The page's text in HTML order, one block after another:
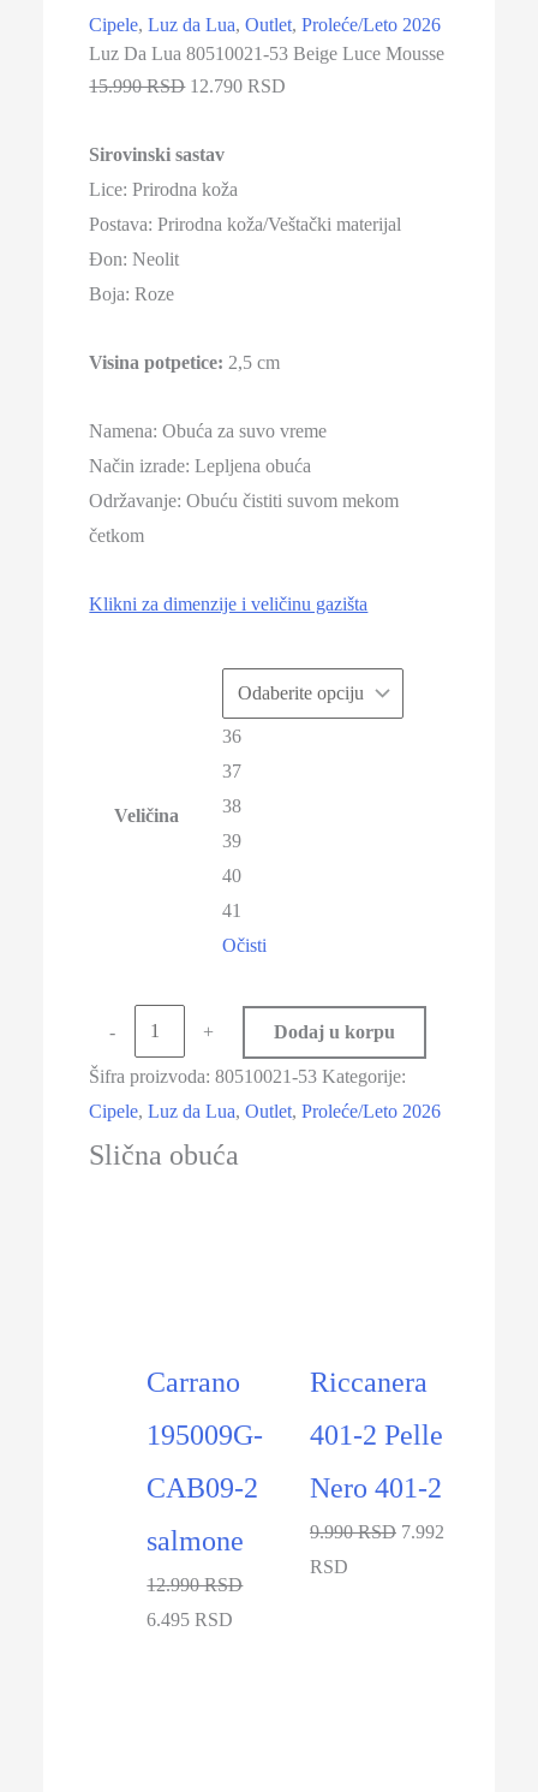
Cipele,Luz da Lua,Outlet,Proleće/Leto 2026
Luz Da Lua 80510021-53 Beige Luce Mousse
15.990 RSD 12.790 RSD
Sirovinski sastav
Lice: Prirodna koža
Postava: Prirodna koža/Veštački materijal
Đon: Neolit
Boja: Roze
Visina potpetice: 2,5 cm
Namena: Obuća za suvo vreme
Način izrade: Lepljena obuća
Održavanje: Obuću čistiti suvom mekom
četkom
Klikni za dimenzije i veličinu gazišta
Veličina
36
37
38
39
40
41
Očisti
- + Dodaj u korpu
Šifra proizvoda:80510021-53 Kategorije:
Cipele,Luz da Lua,Outlet,Proleće/Leto 2026
Slična obuća
Carrano
195009G-
CAB09-2
salmone
12.990 RSD
6.495 RSD
Riccanera
401-2 Pelle
Nero 401-2
9.990 RSD 7.992
RSD